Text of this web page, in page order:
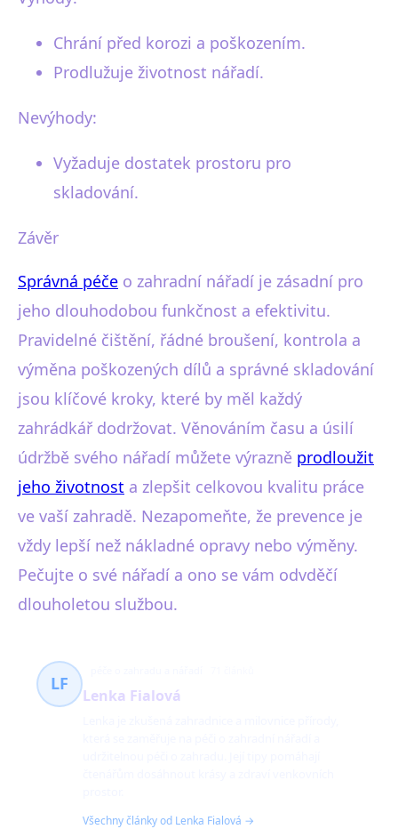
Chrání před korozi a poškozením.
Prodlužuje životnost nářadí.
Nevýhody:
Vyžaduje dostatek prostoru pro
skladování.
Závěr
Správná péče o zahradní nářadí je zásadní pro
jeho dlouhodobou funkčnost a efektivitu.
Pravidelné čištění, řádné broušení, kontrola a
výměna poškozených dílů a správné skladování
jsou klíčové kroky, které by měl každý
zahrádkář dodržovat. Věnováním času a úsilí
údržbě svého nářadí můžete výrazně prodloužit
jeho životnost a zlepšit celkovou kvalitu práce
ve vaší zahradě. Nezapomeňte, že prevence je
vždy lepší než nákladné opravy nebo výměny.
Pečujte o své nářadí a ono se vám odvděčí
dlouholetou službou.
LF
Lenka Fialová
Všechny články od Lenka Fialová →